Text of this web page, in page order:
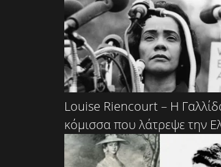
Louise Riencourt – Η
κόμισσα που λάτρεψε την